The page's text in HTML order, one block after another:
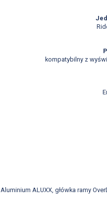
kompatybilny z
Aluminium ALUXX, główka ramy